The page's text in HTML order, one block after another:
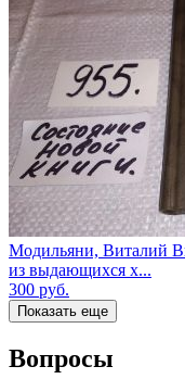
Модильяни, Виталий
из выдающихся х...
300 руб.
Показать еще
Вопросы